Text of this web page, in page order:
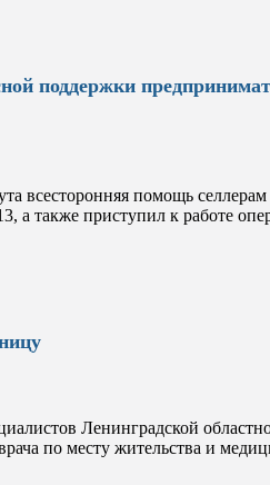
поддержки
всесторонняя помощь
а также приступил к работе
Ленинградской
по месту жительства и